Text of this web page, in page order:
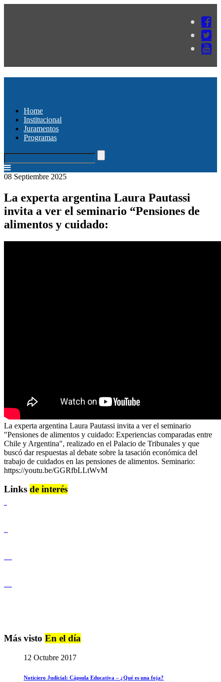
Home
Institucional
Juramentos
Programas
08 Septiembre 2025
La experta argentina Laura Pautassi
invita a ver el seminario “Pensiones de
alimentos y cuidado:
La experta argentina Laura Pautassi invita a ver el seminario
"Pensiones de alimentos y cuidado: Experiencias comparadas entre
Chile y Argentina", realizado en el Palacio de Tribunales y que
buscó dar respuestas al debate sobre la tasación económica del
trabajo de cuidados en las pensiones de alimentos. Seminario:
https://youtu.be/GGRfbLLtWvM
Links de interés
Más visto En el día
12 Octubre 2017
Noticiero Judicial: Cápsula Educativa – ¿Qué es una foja?